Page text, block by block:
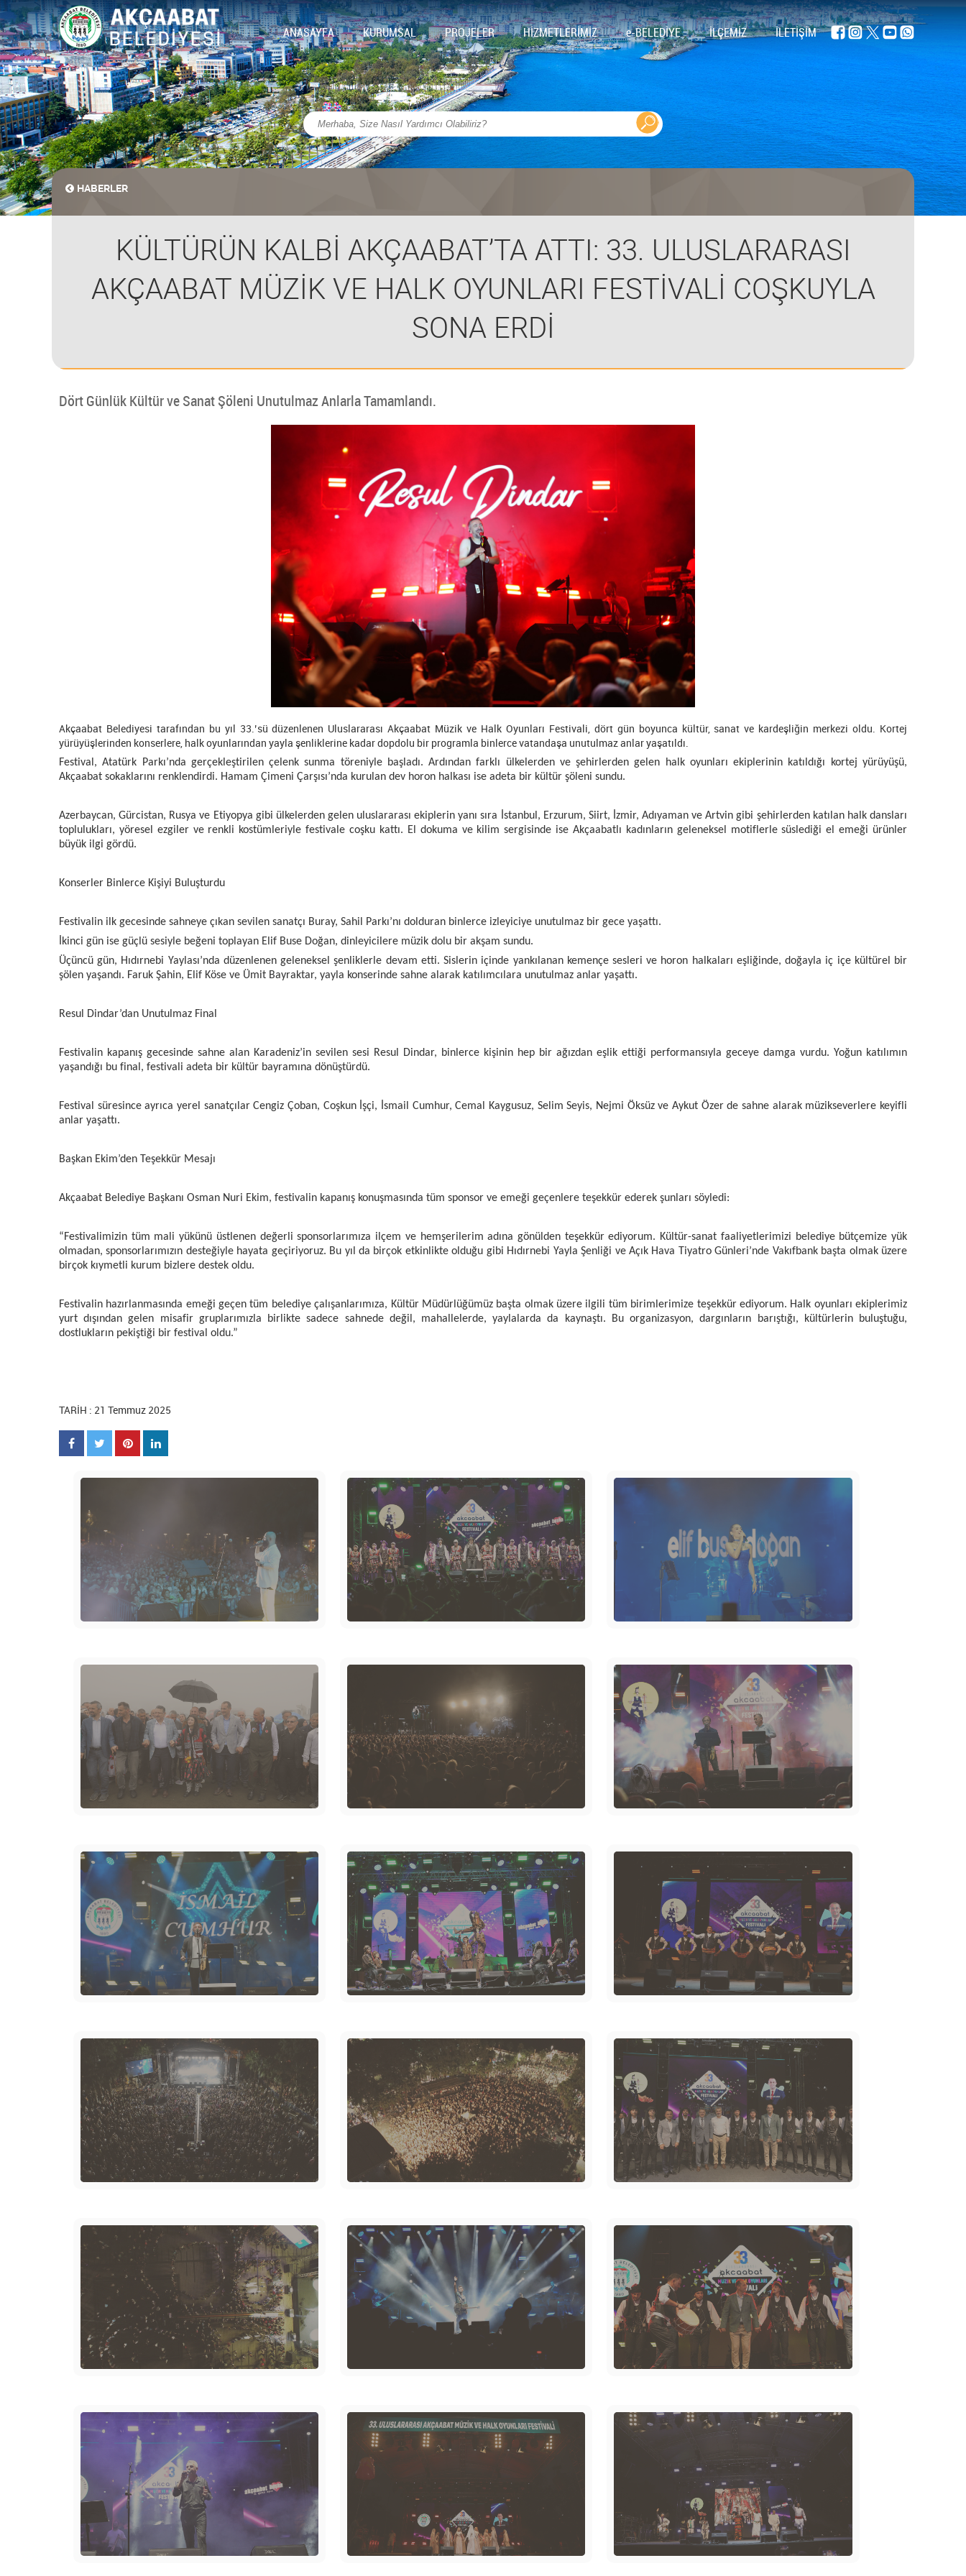
ANASAYFA KURUMSAL PROJELER HİZMETLERİMİZ e-BELEDİYE İLÇEMİZ İLETİŞİM
HABERLER
KÜLTÜRÜN KALBİ AKÇAABAT’TA ATTI: 33. ULUSLARARASI
AKÇAABAT MÜZİK VE HALK OYUNLARI FESTİVALİ COŞKUYLA
SONA ERDİ
Dört Günlük Kültür ve Sanat Şöleni Unutulmaz Anlarla Tamamlandı.
Akçaabat Belediyesi tarafından bu yıl 33.’sü düzenlenen Uluslararası Akçaabat Müzik ve Halk Oyunları Festivali, dört gün boyunca kültür, sanat ve kardeşliğin merkezi oldu. Kortej
yürüyüşlerinden konserlere, halk oyunlarından yayla şenliklerine kadar dopdolu bir programla binlerce vatandaşa unutulmaz anlar yaşatıldı.
Festival, Atatürk Parkı’nda gerçekleştirilen çelenk sunma töreniyle başladı. Ardından farklı ülkelerden ve şehirlerden gelen halk oyunları ekiplerinin katıldığı kortej yürüyüşü,
Akçaabat sokaklarını renklendirdi. Hamam Çimeni Çarşısı’nda kurulan dev horon halkası ise adeta bir kültür şöleni sundu.
Azerbaycan, Gürcistan, Rusya ve Etiyopya gibi ülkelerden gelen uluslararası ekiplerin yanı sıra İstanbul, Erzurum, Siirt, İzmir, Adıyaman ve Artvin gibi şehirlerden katılan halk dansları
toplulukları, yöresel ezgiler ve renkli kostümleriyle festivale coşku kattı. El dokuma ve kilim sergisinde ise Akçaabatlı kadınların geleneksel motiflerle süslediği el emeği ürünler
büyük ilgi gördü.
Konserler Binlerce Kişiyi Buluşturdu
Festivalin ilk gecesinde sahneye çıkan sevilen sanatçı Buray, Sahil Parkı’nı dolduran binlerce izleyiciye unutulmaz bir gece yaşattı.
İkinci gün ise güçlü sesiyle beğeni toplayan Elif Buse Doğan, dinleyicilere müzik dolu bir akşam sundu.
Üçüncü gün, Hıdırnebi Yaylası’nda düzenlenen geleneksel şenliklerle devam etti. Sislerin içinde yankılanan kemençe sesleri ve horon halkaları eşliğinde, doğayla iç içe kültürel bir
şölen yaşandı. Faruk Şahin, Elif Köse ve Ümit Bayraktar, yayla konserinde sahne alarak katılımcılara unutulmaz anlar yaşattı.
Resul Dindar’dan Unutulmaz Final
Festivalin kapanış gecesinde sahne alan Karadeniz’in sevilen sesi Resul Dindar, binlerce kişinin hep bir ağızdan eşlik ettiği performansıyla geceye damga vurdu. Yoğun katılımın
yaşandığı bu final, festivali adeta bir kültür bayramına dönüştürdü.
Festival süresince ayrıca yerel sanatçılar Cengiz Çoban, Coşkun İşçi, İsmail Cumhur, Cemal Kaygusuz, Selim Seyis, Nejmi Öksüz ve Aykut Özer de sahne alarak müzikseverlere keyifli
anlar yaşattı.
Başkan Ekim’den Teşekkür Mesajı
Akçaabat Belediye Başkanı Osman Nuri Ekim, festivalin kapanış konuşmasında tüm sponsor ve emeği geçenlere teşekkür ederek şunları söyledi:
“Festivalimizin tüm mali yükünü üstlenen değerli sponsorlarımıza ilçem ve hemşerilerim adına gönülden teşekkür ediyorum. Kültür-sanat faaliyetlerimizi belediye bütçemize yük
olmadan, sponsorlarımızın desteğiyle hayata geçiriyoruz. Bu yıl da birçok etkinlikte olduğu gibi Hıdırnebi Yayla Şenliği ve Açık Hava Tiyatro Günleri’nde Vakıfbank başta olmak üzere
birçok kıymetli kurum bizlere destek oldu.
Festivalin hazırlanmasında emeği geçen tüm belediye çalışanlarımıza, Kültür Müdürlüğümüz başta olmak üzere ilgili tüm birimlerimize teşekkür ediyorum. Halk oyunları ekiplerimiz
yurt dışından gelen misafir gruplarımızla birlikte sadece sahnede değil, mahallelerde, yaylalarda da kaynaştı. Bu organizasyon, dargınların barıştığı, kültürlerin buluştuğu,
dostlukların pekiştiği bir festival oldu.”
TARİH : 21 Temmuz 2025